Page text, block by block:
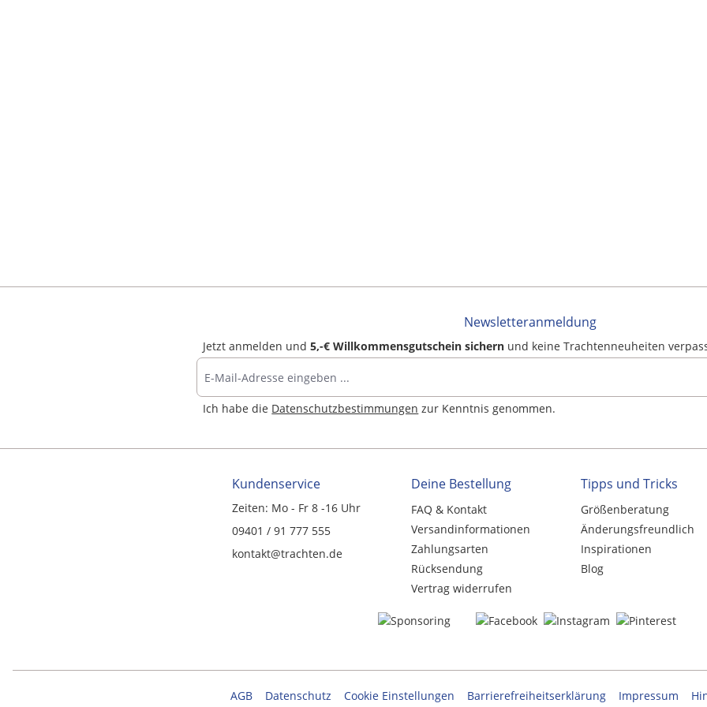
Newsletteranmeldung
Jetzt anmelden und5,-€ Willkommensgutschein sichern und keine Trachtenneuheiten
Ich habe die Datenschutzbestimmungen zur Kenntnis genommen.
Kundenservice
Zeiten: Mo - Fr 8 -16 Uhr
09401 / 91 777 555
kontakt@trachten.de
Deine Bestellung
FAQ & Kontakt
Versandinformationen
Zahlungsarten
Rücksendung
Vertrag widerrufen
Tipps und Tricks
Größenberatung
Änderungsfreundlich
Inspirationen
Blog
AGB Datenschutz Cookie Einstellungen Barrierefreiheitserklärung Impressum